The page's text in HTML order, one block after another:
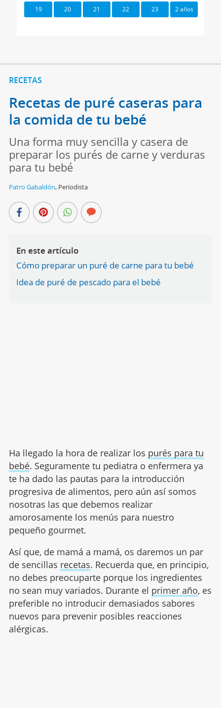
19 20 21 22 23 2 años
RECETAS
Recetas de puré caseras para
la comida de tu bebé
Una forma muy sencilla y casera de
preparar los purés de carne y verduras
para tu bebé
Patro Gabaldón, Periodista
En este artículo
Cómo preparar un puré de carne para tu bebé
Idea de puré de pescado para el bebé
Ha llegado la hora de realizar los purés para tu
bebé. Seguramente tu pediatra o enfermera ya
te ha dado las pautas para la introducción
progresiva de alimentos, pero aún así somos
nosotras las que debemos realizar
amorosamente los menús para nuestro
pequeño gourmet.
Así que, de mamá a mamá, os daremos un par
de sencillas recetas. Recuerda que, en principio,
no debes preocuparte porque los ingredientes
no sean muy variados. Durante el primer año, es
preferible no introducir demasiados sabores
nuevos para prevenir posibles reacciones
alérgicas.